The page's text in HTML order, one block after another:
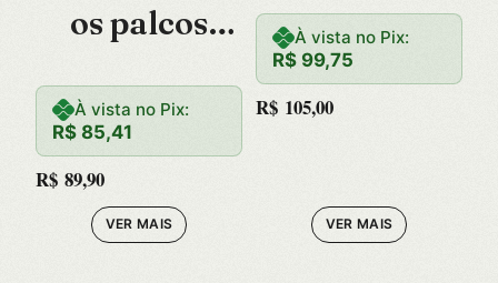
os palcos
À vista no Pix:
R$ 85,41
R$ 89,90
VER MAIS
–
À vista no Pix:
R$ 99,75
R$ 105,00
VER MAIS